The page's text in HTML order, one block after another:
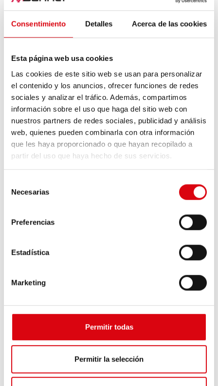
Consentimiento Detalles Acerca de las cookies
Esta página web usa cookies
Las cookies de este sitio web se usan para personalizar
el contenido y los anuncios, ofrecer funciones de redes
sociales y analizar el tráfico. Además, compartimos
información sobre el uso que haga del sitio web con
nuestros partners de redes sociales, publicidad y análisis
web, quienes pueden combinarla con otra información
que les haya proporcionado o que hayan recopilado a
partir del uso que haya hecho de sus servicios.
Necesarias
Preferencias
Estadística
Marketing
Permitir todas
Permitir la selección
Qué hay que tener en cuenta al cargar!
Conecte la pinza roja al borne positivo y la negra a
tierra*
contrario, el sensor no puede detectar correctamente la
corriente de carga y puede generar un mensaje de
través del sensor, de lo contrario la unidad de control
no sabrá que la batería se ha cargado e informará
*Esta recomendación también se hizo en el pasado,
debido a las chispas al entrar en contacto con el borne
negativo. (Masa = punto metálico desnudo alejado de la
batería).
Toda esta información también debe tenerse en cuenta
para la puesta en marcha.